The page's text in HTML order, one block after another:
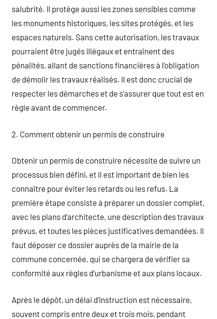
salubrité. Il protège aussi les zones sensibles comme
les monuments historiques, les sites protégés, et les
espaces naturels. Sans cette autorisation, les travaux
pourraient être jugés illégaux et entraînent des
pénalités, allant de sanctions financières à l’obligation
de démolir les travaux réalisés. Il est donc crucial de
respecter les démarches et de s’assurer que tout est en
règle avant de commencer.
2. Comment obtenir un permis de construire
Obtenir un permis de construire nécessite de suivre un
processus bien défini, et il est important de bien les
connaître pour éviter les retards ou les refus. La
première étape consiste à préparer un dossier complet,
avec les plans d’architecte, une description des travaux
prévus, et toutes les pièces justificatives demandées. Il
faut déposer ce dossier auprès de la mairie de la
commune concernée, qui se chargera de vérifier sa
conformité aux règles d’urbanisme et aux plans locaux.
Après le dépôt, un délai d’instruction est nécessaire,
souvent compris entre deux et trois mois, pendant